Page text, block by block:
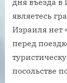
дня въезда в
являетесь
Израиля нет
перед
посольстве